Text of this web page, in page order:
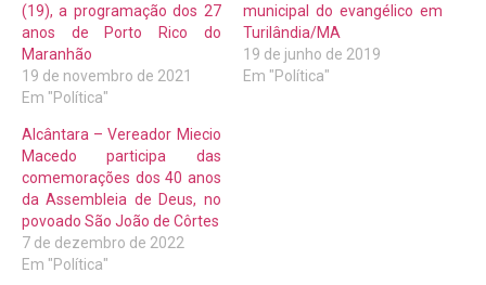
(19), a programação dos 27
anos de Porto Rico do
Maranhão
19 de novembro de 2021
Em "Política"
municipal do evangélico em
Turilândia/MA
19 de junho de 2019
Em "Política"
Alcântara – Vereador Miecio
Macedo participa das
comemorações dos 40 anos
da Assembleia de Deus, no
povoado São João de Côrtes
7 de dezembro de 2022
Em "Política"